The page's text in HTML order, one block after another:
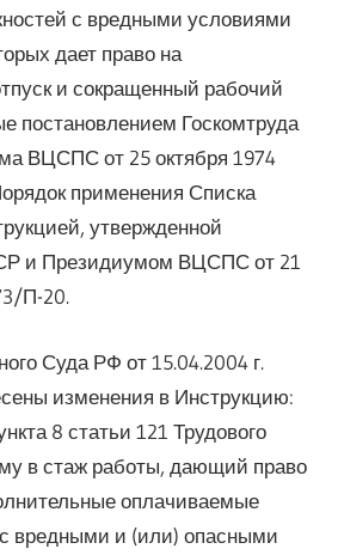
с вредными условиями
дает право на
и сокращенный рабочий
постановлением Госкомтруда
ВЦСПС от 25 октября 1974
применения Списка
утвержденной
и Президиумом ВЦСПС от 21
П-20.
Суда РФ от 15.04.2004 г.
изменения в Инструкцию:
8 статьи 121 Трудового
в стаж работы, дающий право
оплачиваемые
с вредными и (или) опасными